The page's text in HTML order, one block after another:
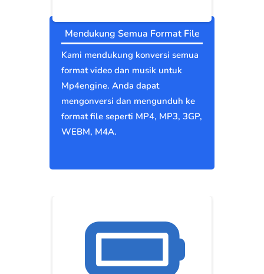
Mendukung Semua Format File
Kami mendukung konversi semua
format video dan musik untuk
Mp4engine. Anda dapat
mengonversi dan mengunduh ke
format file seperti MP4, MP3, 3GP,
WEBM, M4A.